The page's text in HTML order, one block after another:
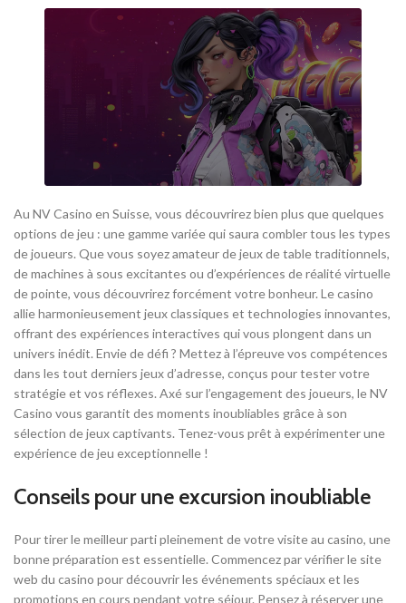
Au NV Casino en Suisse, vous découvrirez bien plus que quelques
options de jeu : une gamme variée qui saura combler tous les types
de joueurs. Que vous soyez amateur de jeux de table traditionnels,
de machines à sous excitantes ou d’expériences de réalité virtuelle
de pointe, vous découvrirez forcément votre bonheur. Le casino
allie harmonieusement jeux classiques et technologies innovantes,
offrant des expériences interactives qui vous plongent dans un
univers inédit. Envie de défi ? Mettez à l’épreuve vos compétences
dans les tout derniers jeux d’adresse, conçus pour tester votre
stratégie et vos réflexes. Axé sur l’engagement des joueurs, le NV
Casino vous garantit des moments inoubliables grâce à son
sélection de jeux captivants. Tenez-vous prêt à expérimenter une
expérience de jeu exceptionnelle !
Conseils pour une excursion inoubliable
Pour tirer le meilleur parti pleinement de votre visite au casino, une
bonne préparation est essentielle. Commencez par vérifier le site
web du casino pour découvrir les événements spéciaux et les
promotions en cours pendant votre séjour. Pensez à réserver une